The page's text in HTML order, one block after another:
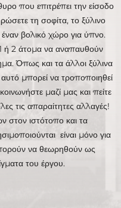
που επιτρέπει την είσοδο
τη σοφίτα, το ξύλινο
βολικό χώρο για ύπνο.
ή 2 άτομα να αναπαυθούν
Όπως και τα άλλοι ξύλινα
μπορεί να τροποποιηθεί
μαζί μας και πείτε
τις απαραίτητες αλλαγές!
στον ιστότοπο και τα
είναι μόνο για
να θεωρηθούν ως
του έργου.